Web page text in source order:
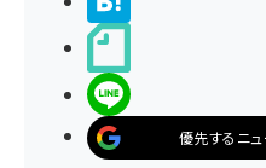
優先するニ